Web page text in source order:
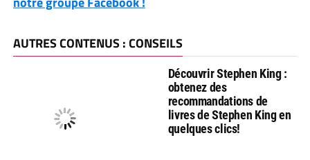
AUTRES CONTENUS : CONSEILS
Découvrir Stephen King :
obtenez des
recommandations de
livres de Stephen King en
quelques clics!